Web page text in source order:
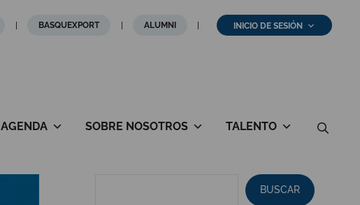
BASQUEXPORT ALUMNI INICIO DE SESIÓN
AGENDA SOBRE NOSOTROS TALENTO
BUSCAR